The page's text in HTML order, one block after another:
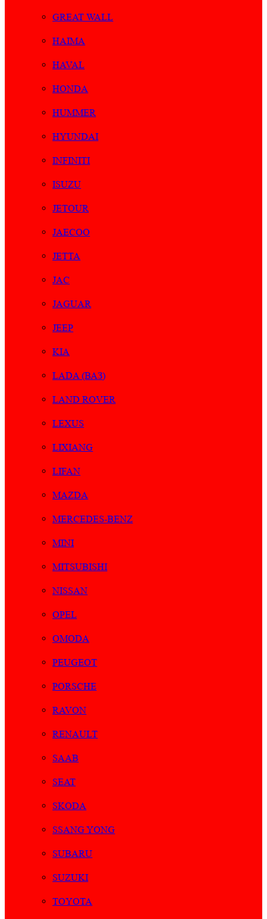
GREAT WALL
HAIMA
HAVAL
HONDA
HUMMER
HYUNDAI
INFINITI
ISUZU
JETOUR
JAECOO
JETTA
JAC
JAGUAR
JEEP
KIA
LADA (ВАЗ)
LAND ROVER
LEXUS
LIXIANG
LIFAN
MAZDA
MERCEDES-BENZ
MINI
MITSUBISHI
NISSAN
OPEL
OMODA
PEUGEOT
PORSCHE
RAVON
RENAULT
SAAB
SEAT
SKODA
SSANG YONG
SUBARU
SUZUKI
TOYOTA